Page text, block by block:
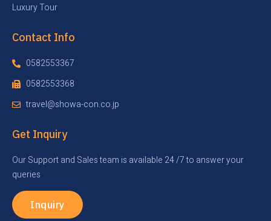
Luxury Tour
Contact Info
0582553367
0582553368
travel@showa-con.co.jp
Get Inquiry
Our Support and Sales team is available 24 /7 to answer your
queries
Inquiry